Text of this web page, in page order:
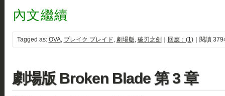
內文繼續
Tagged as: OVA, ブレイク ブレイド, 劇場版, 破刃之劍 回應：(1)｜閱讀
劇場版 Broken Blade 第 3 章